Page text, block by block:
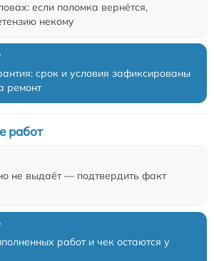
если поломка вернётся,
некому
срок и условия зафиксированы
ремонт
не выдаёт — подтвердить факт
работ
работ и чек остаются у